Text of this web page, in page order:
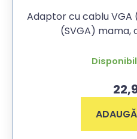
Adaptor cu cablu VGA
(SVGA)